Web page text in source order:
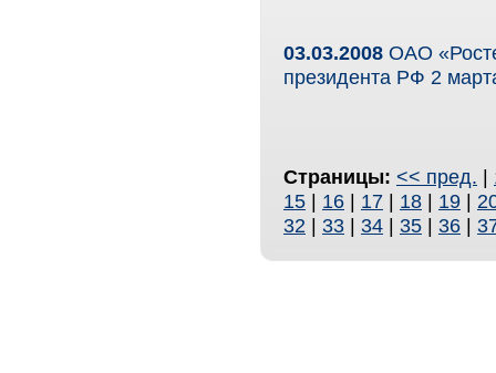
03.03.2008 ОАО
президента РФ 2
Страницы: << пред. |
15 | 16 | 17 | 18 | 19 |
32 | 33 | 34 | 35 | 36 |